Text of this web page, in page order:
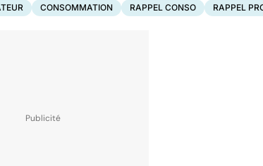
CONSOMMATION RAPPEL CONSO RAPPEL